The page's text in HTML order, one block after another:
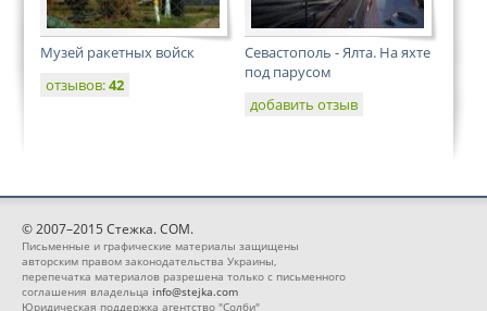
Музей ракетных войск
отзывов:42
Севастополь - Ялта. На яхте
под парусом
добавить отзыв
© 2007–2015 Стежка. COM.
Письменные и графические материалы защищены
авторским правом законодательства Украины,
перепечатка материалов разрешена только с письменного
соглашения владельца info@stejka.com
Юридическая поддержка агентство "Солби"